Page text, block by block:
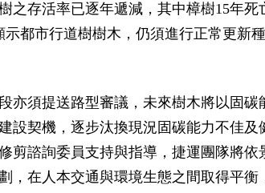
之存活率已逐年遞減，其中樟樹15年死
示都市行道樹樹木，仍須進行正常更新
亦須提送路型審議，未來樹木將以固碳
設契機，逐步汰換現況固碳能力不佳
剪諮詢委員支持與指導，捷運團隊將
，在人本交通與環境生態之間取得平